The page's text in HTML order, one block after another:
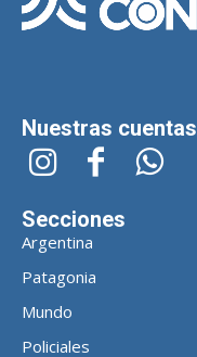
Nuestras cuentas
Secciones
Argentina
Patagonia
Mundo
Policiales